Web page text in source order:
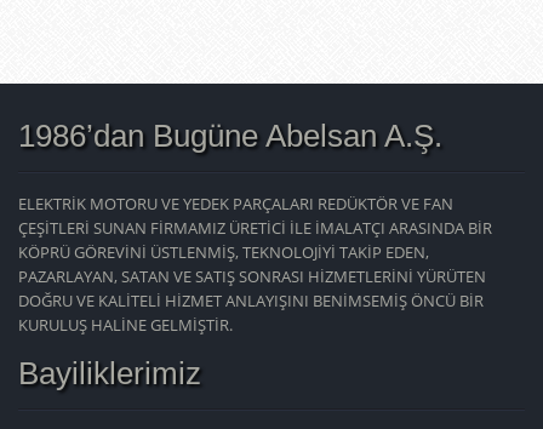
1986’dan Bugüne Abelsan A.Ş.
ELEKTRİK MOTORU VE YEDEK PARÇALARI REDÜKTÖR VE FAN
ÇEŞİTLERİ SUNAN FİRMAMIZ ÜRETİCİ İLE İMALATÇI ARASINDA BİR
KÖPRÜ GÖREVİNİ ÜSTLENMİŞ, TEKNOLOJİYİ TAKİP EDEN,
PAZARLAYAN, SATAN VE SATIŞ SONRASI HİZMETLERİNİ YÜRÜTEN
DOĞRU VE KALİTELİ HİZMET ANLAYIŞINI BENİMSEMİŞ ÖNCÜ BİR
KURULUŞ HALİNE GELMİŞTİR.
Bayiliklerimiz